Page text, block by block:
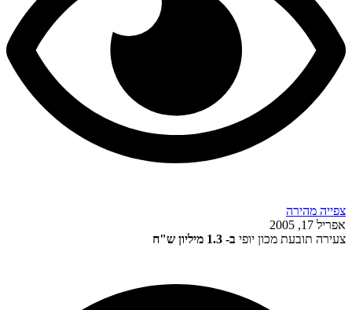
צפייה מהירה
אפריל 17, 2005
צעירה תובעת מכון יופי ב- 1.3 מיליון ש"ח